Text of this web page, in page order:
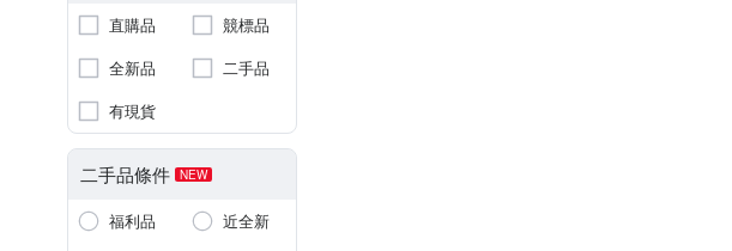
直購品
競標品
全新品
二手品
有現貨
二手品條件 NEW
福利品
近全新